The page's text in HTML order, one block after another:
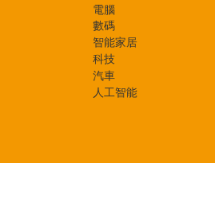
電腦
數碼
智能家居
科技
汽車
人工智能